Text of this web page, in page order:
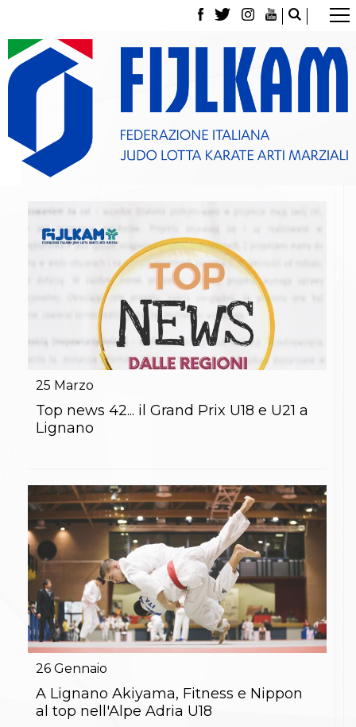
La Federazione
Tesseramento
Contatti
Norme e modulistica Affiliazioni e Tesseramenti
Classifica Società Sportive con più di 100 atleti
tesserati
Archivio eventi
Media
Partners
Trasparenza
Judo
La disciplina
News
Attività Didattica
Gare e Risultati
Albi Federali
Lotta
Albi Federali
Karate
La disciplina
News
Gare e Risultati
Attività Didattica
Albi Federali
Arti marziali
Aikido
Ju Jitsu
Sumo
BJJ
Pancrazio/Pankration
25 Marzo
Top news 42... il Grand Prix U18 e U21 a
Lignano
26 Gennaio
A Lignano Akiyama, Fitness e Nippon
al top nell'Alpe Adria U18